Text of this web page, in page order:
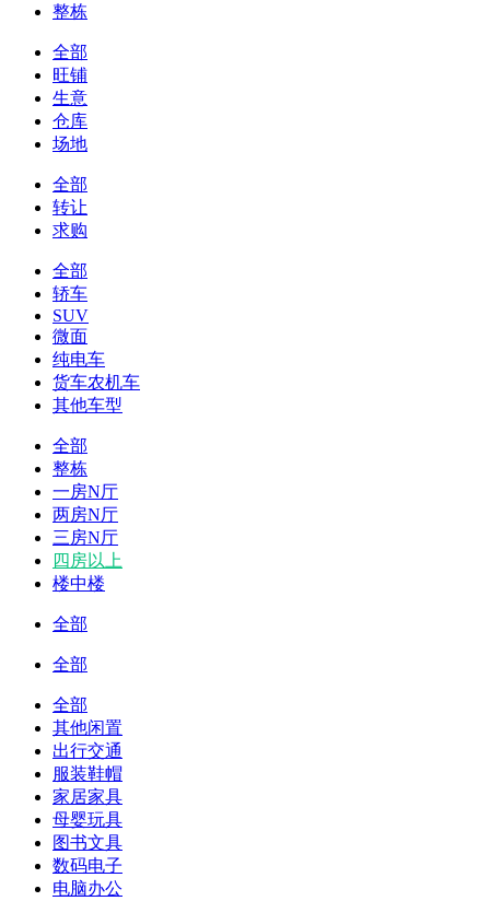
整栋
全部
旺铺
生意
仓库
场地
全部
转让
求购
全部
轿车
SUV
微面
纯电车
货车农机车
其他车型
全部
整栋
一房N厅
两房N厅
三房N厅
四房以上
楼中楼
全部
全部
全部
其他闲置
出行交通
服装鞋帽
家居家具
母婴玩具
图书文具
数码电子
电脑办公